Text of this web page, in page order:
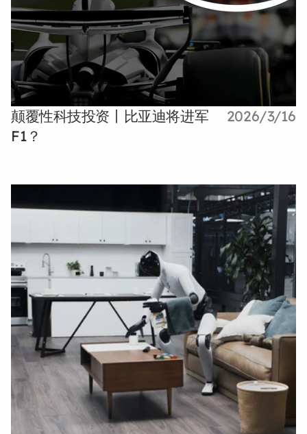
颠覆性科技投资丨比亚迪将进军
F1？
2026/3/16